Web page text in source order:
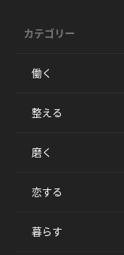
カテゴリー
働く
整える
磨く
恋する
暮らす